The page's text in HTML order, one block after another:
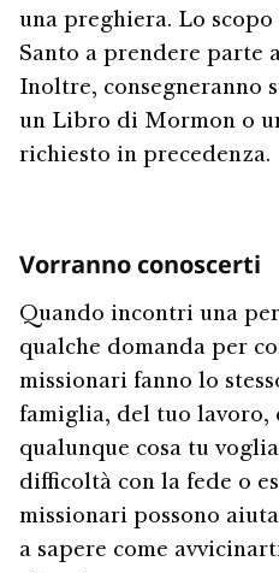
una preghiera. Lo
Santo a prendere parte
Inoltre, consegneranno
un Libro di Mormon o
richiesto in precedenza.
Vorranno conoscerti
Quando incontri una
qualche domanda per
missionari fanno lo
famiglia, del tuo lavoro,
qualunque cosa tu
difficoltà con la fede o
missionari possono
a sapere come